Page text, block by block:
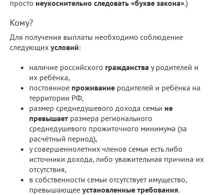
просто неукоснительно следовать «букве закона».)
Кому?
Для получения выплаты необходимо соблюдение
следующих условий:
наличие российского гражданства у родителей и
их ребёнка,
постоянное проживание родителей и ребёнка на
территории РФ,
размер среднедушевого дохода семьи не
превышает размера регионального
среднедушевого прожиточного минимума (за
расчётный период),
у совершеннолетних членов семьи есть либо
источники дохода, либо уважительная причина их
отсутствия,
в собственности семьи отсутствует имущество,
превышающее установленные требования.